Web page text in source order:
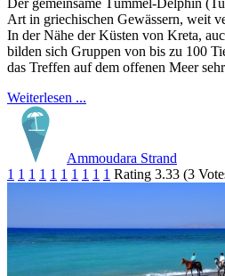
Art in griechischen Gewässern, weit
In der Nähe der Küsten von Kreta,
bilden sich Gruppen von bis zu 100
das Treffen auf dem offenen Meer
Weiterlesen ...
Ammoudara Strand
1 1 1 1 1 1 1 1 1 1 Rating 3.33 (3